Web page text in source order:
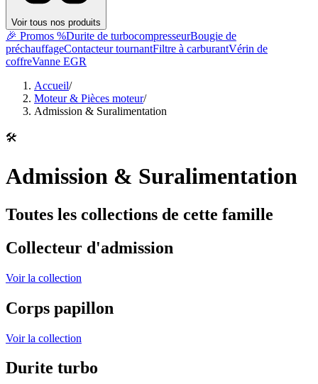
Voir tous nos produits
🎉 Promos %Durite de turbocompresseurBougie de
préchauffageContacteur tournantFiltre à carburantVérin de
coffreVanne EGR
Accueil/
Moteur & Pièces moteur/
Admission & Suralimentation
🛠️
Admission & Suralimentation
Toutes les collections de cette famille
Collecteur d'admission
Voir la collection
Corps papillon
Voir la collection
Durite turbo